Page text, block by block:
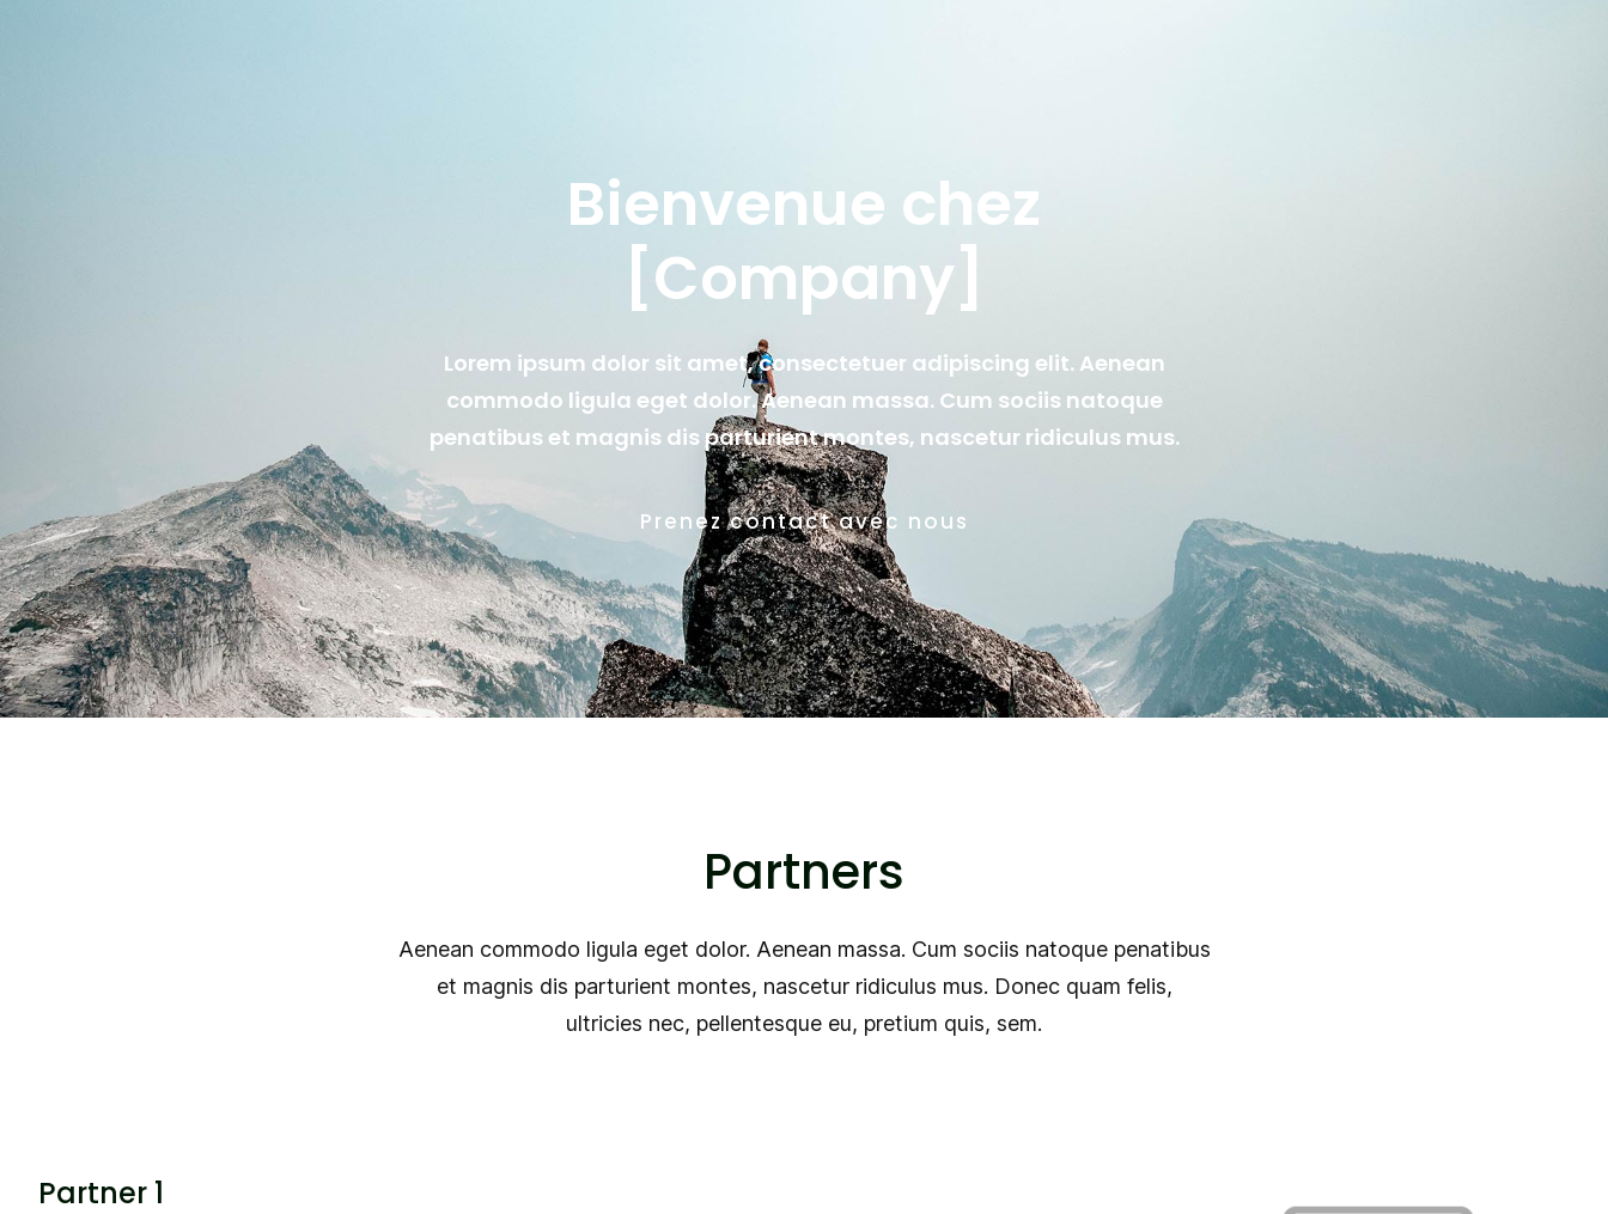
Bienvenue chez
[Company]
Lorem ipsum dolor sit amet, consectetuer adipiscing elit. Aenean
commodo ligula eget dolor. Aenean massa. Cum sociis natoque
penatibus et magnis dis parturient montes, nascetur ridiculus mus.
Prenez contact avec nous
Partners
Aenean commodo ligula eget dolor. Aenean massa. Cum sociis natoque penatibus
et magnis dis parturient montes, nascetur ridiculus mus. Donec quam felis,
ultricies nec, pellentesque eu, pretium quis, sem.
Partner 1